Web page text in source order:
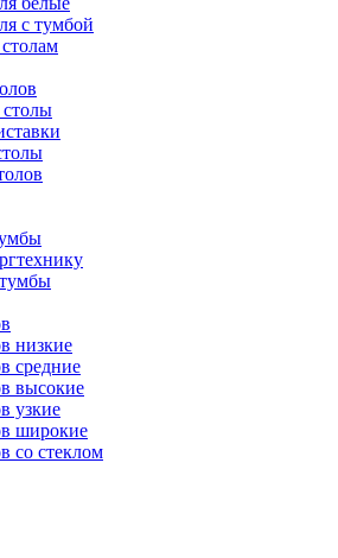
с тумбой
низкие
средние
высокие
узкие
широкие
со стеклом